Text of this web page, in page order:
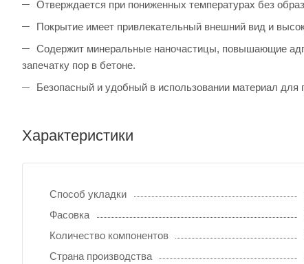
Отверждается при пониженных температурах без
Покрытие имеет привлекательный внешний вид и
Содержит минеральные наночастицы, повышающие
запечатку пор в бетоне.
Безопасный и удобный в использовании материал для
Характеристики
Способ укладки
Фасовка
Количество компонентов
Страна производства